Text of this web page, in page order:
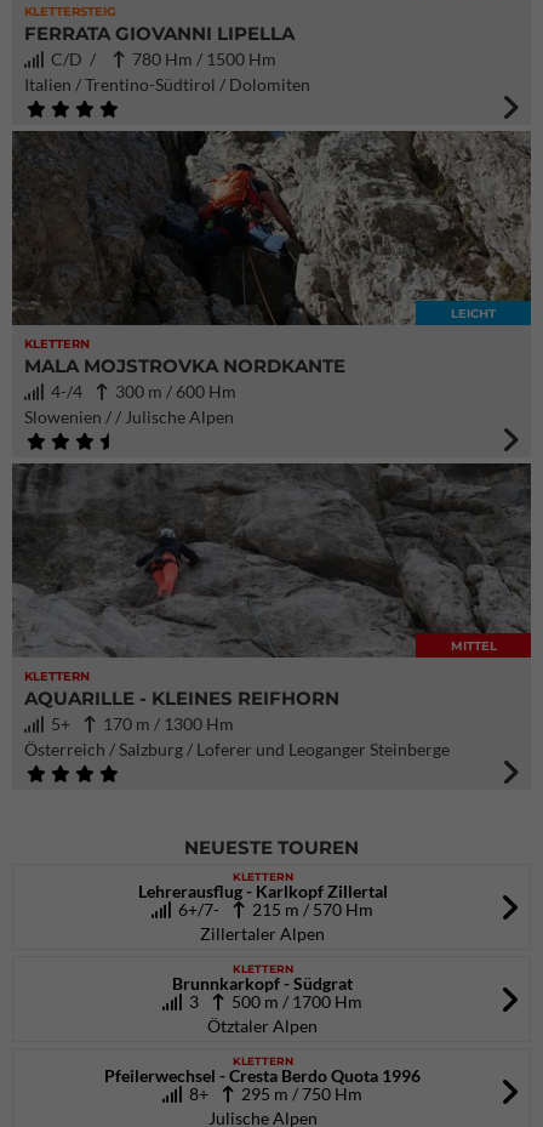
KLETTERSTEIG
FERRATA GIOVANNI LIPELLA
C/D /
780 Hm / 1500 Hm
Italien / Trentino-Südtirol / Dolomiten
KLETTERN
LEICHT
MALA MOJSTROVKA NORDKANTE
4-/4
300 m / 600 Hm
Slowenien / / Julische Alpen
KLETTERN
MITTEL
AQUARILLE - KLEINES REIFHORN
5+
170 m / 1300 Hm
Österreich / Salzburg / Loferer und Leoganger Steinberge
NEUESTE TOUREN
KLETTERN
Lehrerausflug - Karlkopf Zillertal
6+/7-
215 m / 570 Hm
Zillertaler Alpen
KLETTERN
Brunnkarkopf - Südgrat
3
500 m / 1700 Hm
Ötztaler Alpen
KLETTERN
Pfeilerwechsel - Cresta Berdo Quota 1996
8+
295 m / 750 Hm
Julische Alpen